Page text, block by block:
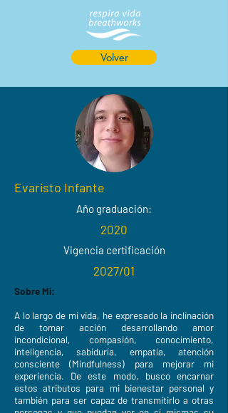
Volver
Evaristo Infante
Año graduación:
2020
Vigencia certificación
2027/01
Sobre Mi:
A lo largo de mi vida, he expresado la inclinación
de tomar acción desarrollando amor
incondicional, compasión, conocimiento,
inteligencia, sabiduría, empatía, atención
consciente (Mindfulness) para mejorar mi
experiencia. De este modo, busco encarnar
estos atributos para mi bienestar personal y
también para ser capaz de transmitirlo a otras